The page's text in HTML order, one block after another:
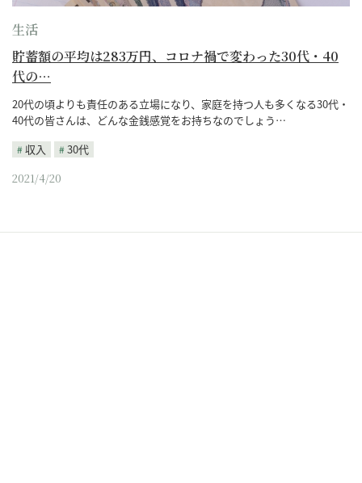
生活
貯蓄額の平均は283万円、コロナ禍で変わった30代・40
代の…
20代の頃よりも責任のある立場になり、家庭を持つ人も多くなる30代・
40代の皆さんは、どんな金銭感覚をお持ちなのでしょう…
収入
30代
2021/4/20